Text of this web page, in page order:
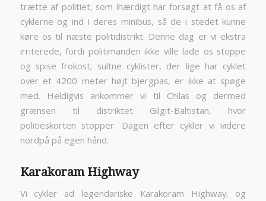
trætte af politiet, som ihærdigt har forsøgt at få os af
cyklerne og ind i deres minibus, så de i stedet kunne
køre os til næste politidistrikt. Denne dag er vi ekstra
irriterede, fordi politimanden ikke ville lade os stoppe
og spise frokost; sultne cyklister, der lige har cyklet
over et 4200 meter højt bjergpas, er ikke at spøge
med. Heldigvis ankommer vi til Chilas og dermed
grænsen til distriktet Gilgit-Baltistan, hvor
politieskorten stopper. Dagen efter cykler vi videre
nordpå på egen hånd.
Karakoram Highway
Vi cykler ad legendariske Karakoram Highway, og